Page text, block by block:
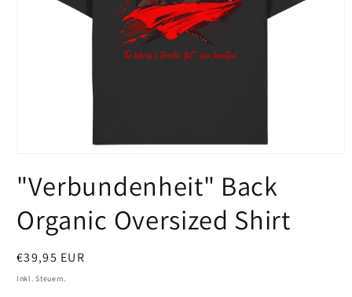
in
Modal
"Verbundenheit" Back
Organic Oversized Shirt
Normaler
Preis
€39,95 EUR
Inkl. Steuern.